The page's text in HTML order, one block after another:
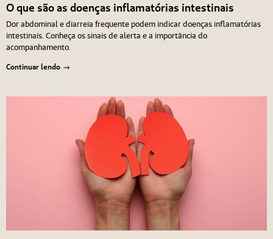
O que são as doenças inflamatórias intestinais
Dor abdominal e diarreia frequente podem indicar doenças inflamatórias
intestinais. Conheça os sinais de alerta e a importância do
acompanhamento.
Continuar lendo